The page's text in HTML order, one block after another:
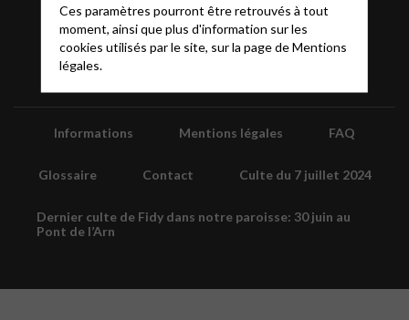
Informations Mentions légales FAQ
Glossaire Contact Culte du 7 juillet 2024
Dernier culte de Fidy dans notre paroisse: 30 juin au
Pont de l’Arn
Ces paramètres pourront être retrouvés à tout
moment, ainsi que plus d'information sur les
cookies utilisés par le site, sur la page deMentions
légales.